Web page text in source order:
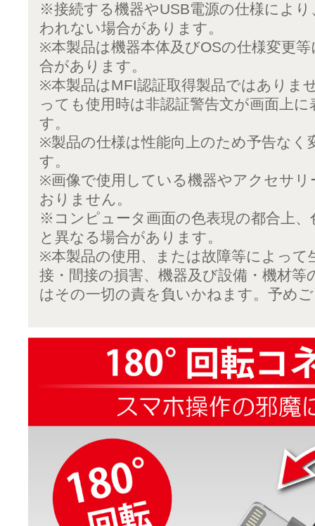
※接続する機器やUSB電源の仕様によ
われない場合があります。
※本製品は機器本体及びOSの仕様変更
合があります。
※本製品はMFI認証取得製品ではありま
っても使用時は非認証警告文が画面上
す。
※製品の仕様は性能向上のため予告なく
す。
※画像で使用している機器やアクセサリ
おりません。
※コンピュータ画面の色表現の都合上
と異なる場合があります。
※本製品の使用、または故障等によって
接・間接の損害、機器及び設備・機材
はその一切の責を負いかねます。予め